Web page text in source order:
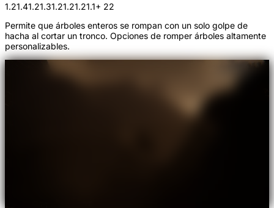
1.21.41.21.31.21.21.21.1+ 22
Permite que árboles enteros se rompan con un solo golpe de
hacha al cortar un tronco. Opciones de romper árboles altamente
personalizables.